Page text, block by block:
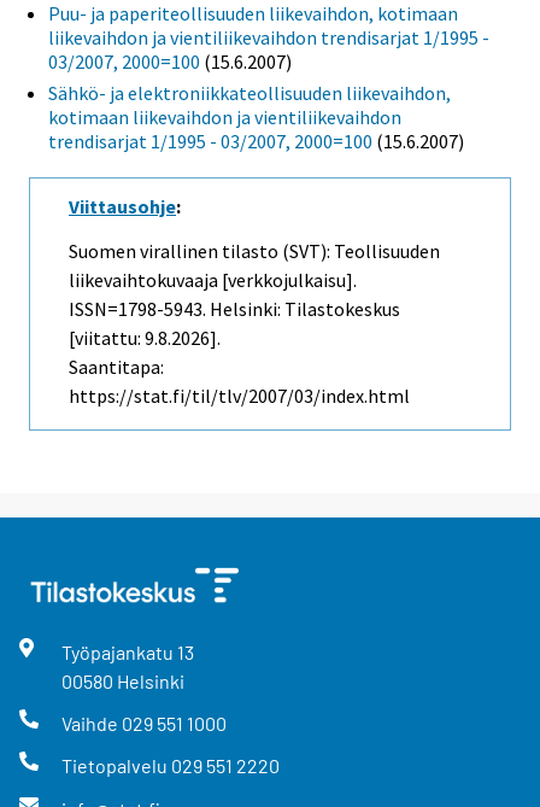
Puu- ja paperiteollisuuden liikevaihdon, kotimaan
liikevaihdon ja vientiliikevaihdon trendisarjat 1/1995 -
03/2007, 2000=100 (15.6.2007)
Sähkö- ja elektroniikkateollisuuden liikevaihdon,
kotimaan liikevaihdon ja vientiliikevaihdon
trendisarjat 1/1995 - 03/2007, 2000=100 (15.6.2007)
Viittausohje:
Suomen virallinen tilasto (SVT): Teollisuuden
liikevaihtokuvaaja [verkkojulkaisu].
ISSN=1798-5943. Helsinki: Tilastokeskus
[viitattu: 9.8.2026].
Saantitapa:
https://stat.fi/til/tlv/2007/03/index.html
Työpajankatu 13
00580 Helsinki
Vaihde 029 551 1000
Tietopalvelu 029 551 2220